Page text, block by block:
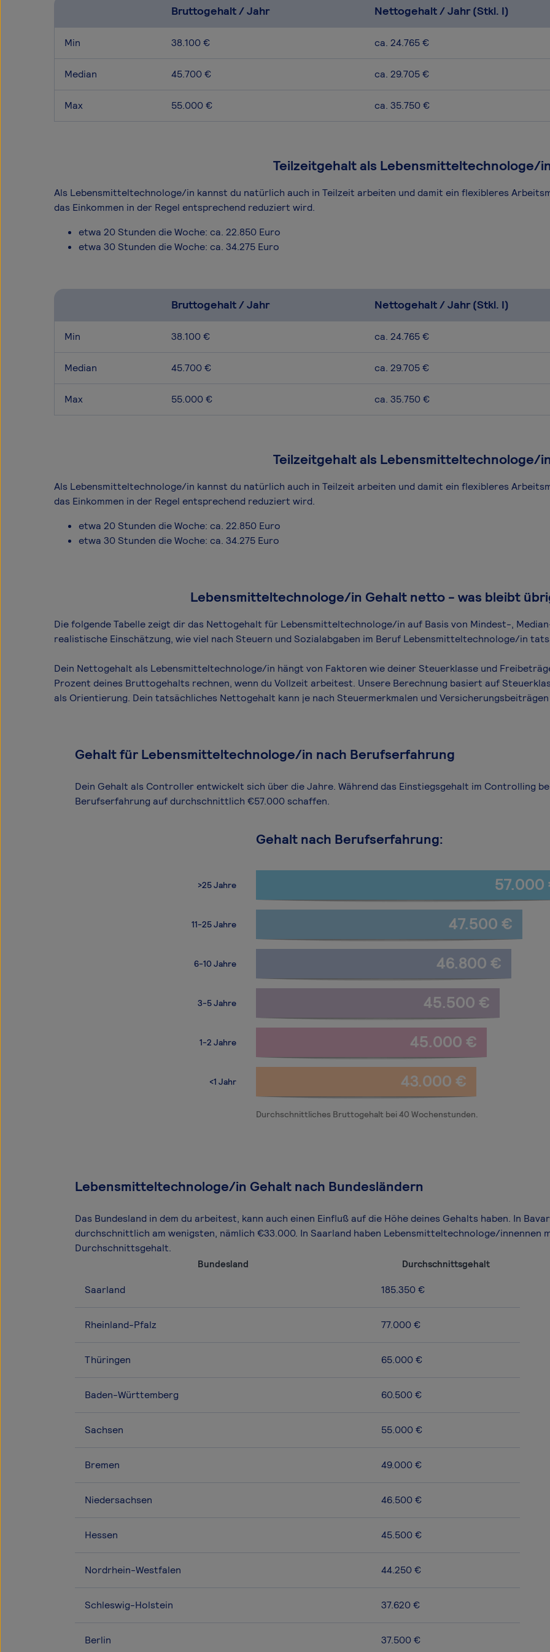
Bruttogehalt / Jahr Nettogehalt / Jahr (Stkl. I)
Min 38.100 € ca. 24.765 €
Median 45.700 € ca. 29.705 €
Max 55.000 € ca. 35.750 €
Teilzeitgehalt als Lebensmitteltechnologe/
Als Lebensmitteltechnologe/in kannst du natürlich auch in Teilzeit arbeiten und damit ein flexibleres
das Einkommen in der Regel entsprechend reduziert wird.
etwa 20 Stunden die Woche: ca. 22.850 Euro
etwa 30 Stunden die Woche: ca. 34.275 Euro
Bruttogehalt / Jahr Nettogehalt / Jahr (Stkl. I)
Min 38.100 € ca. 24.765 €
Median 45.700 € ca. 29.705 €
Max 55.000 € ca. 35.750 €
Teilzeitgehalt als Lebensmitteltechnologe/
Als Lebensmitteltechnologe/in kannst du natürlich auch in Teilzeit arbeiten und damit ein flexibleres
das Einkommen in der Regel entsprechend reduziert wird.
etwa 20 Stunden die Woche: ca. 22.850 Euro
etwa 30 Stunden die Woche: ca. 34.275 Euro
Lebensmitteltechnologe/in Gehalt netto - was bleibt
Die folgende Tabelle zeigt dir das Netto­gehalt für Lebensmitteltechnologe/in auf Basis von Mindest-,
realistische Einschätzung, wie viel nach Steuern und Sozialabgaben im Beruf Lebensmitteltechnologe/in
Dein Nettogehalt als Lebensmitteltechnologe/in hängt von Faktoren wie deiner Steuerklasse und
Prozent deines Bruttogehalts rechnen, wenn du Vollzeit arbeitest. Unsere Berechnung basiert auf
als Orientierung. Dein tatsächliches Nettogehalt kann je nach Steuermerkmalen und
Gehalt für Lebensmitteltechnologe/in nach Berufserfahrung
Dein Gehalt als Controller entwickelt sich über die Jahre. Während das Einstiegsgehalt im Controlling
Berufserfahrung auf durchschnittlich €57.000 schaffen.
Gehalt nach Berufserfahrung:
>25 Jahre 57.000
11-25 Jahre 47.500 €
6-10 Jahre 46.800 €
3-5 Jahre 45.500 €
1-2 Jahre 45.000 €
<1 Jahr 43.000 €
Durchschnittliches Bruttogehalt bei 40 Wochenstunden.
Lebensmitteltechnologe/in Gehalt nach Bundesländern
Das Bundesland in dem du arbeitest, kann auch einen Einfluß auf die Höhe deines Gehalts haben. In
durchschnittlich am wenigsten, nämlich €33.000. In Saarland haben Lebensmitteltechnologe/innennen
Durchschnittsgehalt.
Bundesland Durchschnittsgehalt
Saarland 185.350 €
Rheinland-Pfalz 77.000 €
Thüringen 65.000 €
Baden-Württemberg 60.500 €
Sachsen 55.000 €
Bremen 49.000 €
Niedersachsen 46.500 €
Hessen 45.500 €
Nordrhein-Westfalen 44.250 €
Schleswig-Holstein 37.620 €
Berlin 37.500 €